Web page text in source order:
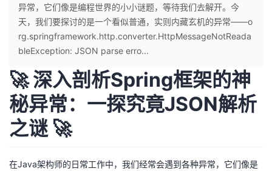
个
人
页
我
开
发
异常，它们像是编程世界的小小谜题，等待我们去解开。今
天，我们要探讨的是一个看似普通，实则内藏玄机的异常——o
rg.springframework.http.converter.HttpMessageNotReada
bleException: JSON parse erro...
🚀 深入剖析Spring框架的神
秘异常：一探究竟JSON解析
之谜 🚀
在Java架构师的日常工作中，我们经常会遇到各种异常，它们像是